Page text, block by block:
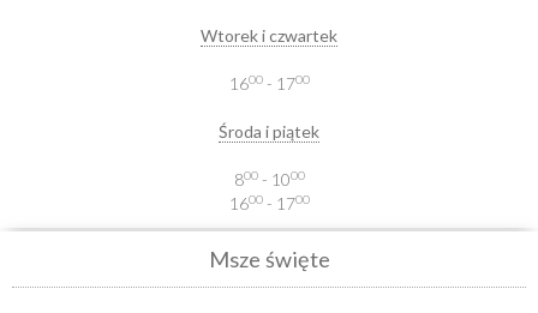
Wtorek i czwartek
1600- 1700
Środa i piątek
800- 1000
1600- 1700
Msze święte